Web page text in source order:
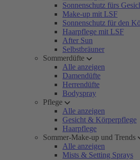
Sonnenschutz fürs
Make-up mit LSF
Sonnenschutz für den
Haarpflege mit LSF
After Sun
Selbstbräuner
Sommerdüfte
Alle anzeigen
Damendüfte
Herrendüfte
Bodyspray
Pflege
Alle anzeigen
Gesicht & Körperpflege
Haarpflege
Sommer-Make-up und Trends
Alle anzeigen
Mists & Setting Sprays